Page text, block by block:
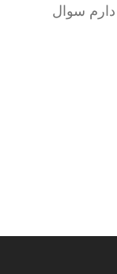
سوال